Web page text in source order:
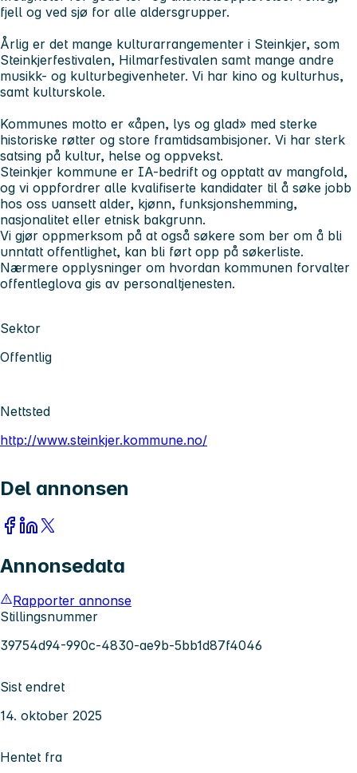
fjell og ved sjø for alle aldersgrupper.
Årlig er det mange kulturarrangementer i Steinkjer, som
Steinkjerfestivalen, Hilmarfestivalen samt mange andre
musikk- og kulturbegivenheter. Vi har kino og kulturhus,
samt kulturskole.
Kommunes motto er «åpen, lys og glad» med sterke
historiske røtter og store framtidsambisjoner. Vi har sterk
satsing på kultur, helse og oppvekst.
Steinkjer kommune er IA-bedrift og opptatt av mangfold,
og vi oppfordrer alle kvalifiserte kandidater til å søke jobb
hos oss uansett alder, kjønn, funksjonshemming,
nasjonalitet eller etnisk bakgrunn.
Vi gjør oppmerksom på at også søkere som ber om å bli
unntatt offentlighet, kan bli ført opp på søkerliste.
Nærmere opplysninger om hvordan kommunen forvalter
offentleglova gis av personaltjenesten.
Sektor
Offentlig
Nettsted
http://www.steinkjer.kommune.no/
Del annonsen
Annonsedata
Rapporter annonse
Stillingsnummer
39754d94-990c-4830-ae9b-5bb1d87f4046
Sist endret
14. oktober 2025
Hentet fra